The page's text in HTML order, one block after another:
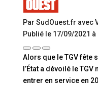
Par SudOuest.fr avec
Publié le 17/09/2021 à
Alors que le TGV fête
l’État a dévoilé le
entrer en service en